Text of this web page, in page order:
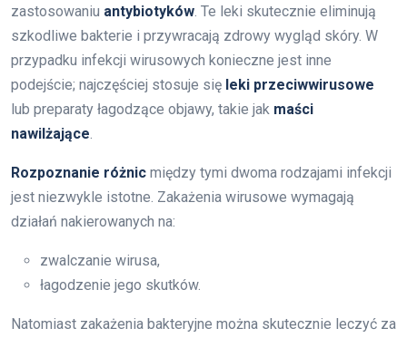
zastosowaniu antybiotyków . Te leki skutecznie eliminują
szkodliwe bakterie i przywracają zdrowy wygląd skóry. W
przypadku infekcji wirusowych konieczne jest inne
podejście; najczęściej stosuje się leki przeciwwirusowe
lub preparaty łagodzące objawy, takie jak maści
nawilżające
Rozpoznanie różnic między tymi dwoma rodzajami infekcji
jest niezwykle istotne. Zakażenia wirusowe wymagają
działań nakierowanych na:
zwalczanie wirusa,
łagodzenie jego skutków.
Natomiast zakażenia bakteryjne można skutecznie leczyć za